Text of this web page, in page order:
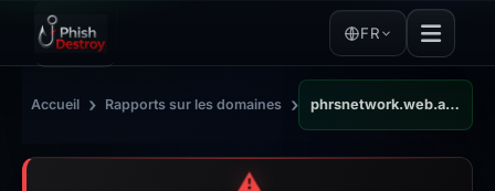
FR
Accueil › Rapports sur les domaines › phrsnetwork.web.app
⚠️